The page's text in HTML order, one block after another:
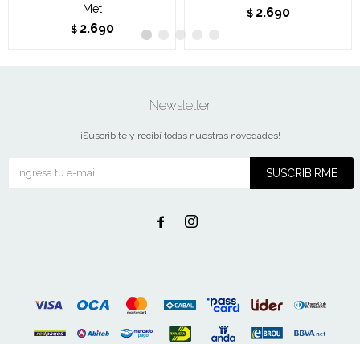
Met
$ 2.690
$ 2.690
Newsletter
¡Suscribite y recibí todas nuestras novedades!
SUSCRIBIRME
 